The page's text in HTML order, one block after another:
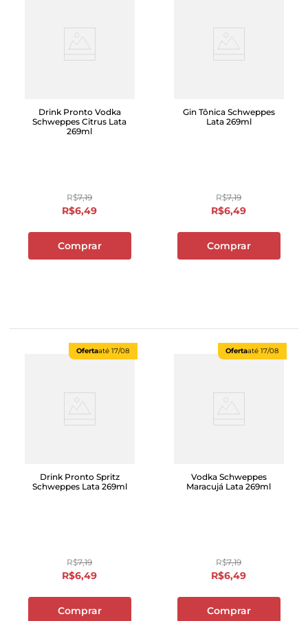
Drink Pronto Vodka
Schweppes Citrus Lata
269ml
R$7,19
R$6,49
Comprar
Gin Tônica Schweppes
Lata 269ml
R$7,19
R$6,49
Comprar
Ofertaaté 17/08
Drink Pronto Spritz
Schweppes Lata 269ml
R$7,19
R$6,49
Comprar
Ofertaaté 17/08
Vodka Schweppes
Maracujá Lata 269ml
R$7,19
R$6,49
Comprar